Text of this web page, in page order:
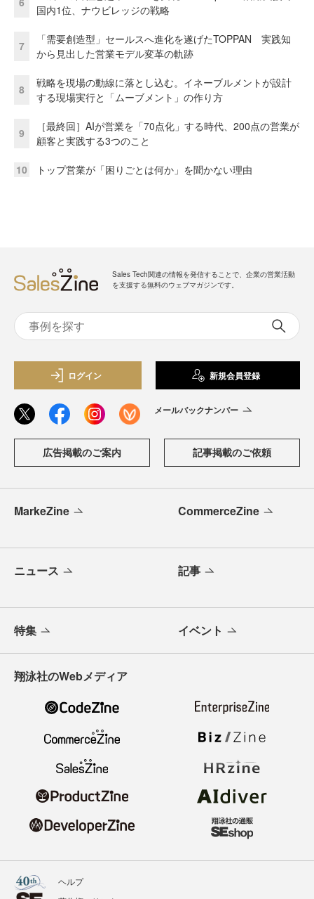
国内1位、ナウビレッジの戦略
7
「需要創造型」セールスへ進化を遂げたTOPPAN 実践知
から見出した営業モデル変革の軌跡
8
戦略を現場の動線に落とし込む。イネーブルメントが設計
する現場実行と「ムーブメント」の作り方
9
［最終回］AIが営業を「70点化」する時代、200点の営業が
顧客と実践する3つのこと
10 トップ営業が「困りごとは何か」を聞かない理由
Sales Tech関連の情報を発信することで、企業の営業活動
を支援する無料のウェブマガジンです。
ログイン 新規会員登録
メールバックナンバー
広告掲載のご案内 記事掲載のご依頼
MarkeZine CommerceZine
ニュース 記事
特集 イベント
翔泳社のWebメディア
ヘルプ